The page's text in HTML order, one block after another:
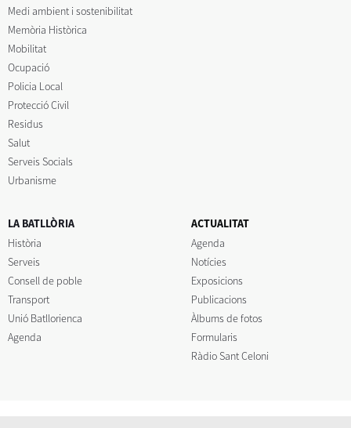
Medi ambient i sostenibilitat
Memòria Històrica
Mobilitat
Ocupació
Policia Local
Protecció Civil
Residus
Salut
Serveis Socials
Urbanisme
LA BATLLÒRIA
Història
Serveis
Consell de poble
Transport
Unió Batllorienca
Agenda
ACTUALITAT
Agenda
Notícies
Exposicions
Publicacions
Àlbums de fotos
Formularis
Ràdio Sant Celoni